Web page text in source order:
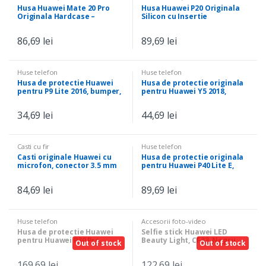
Husa Huawei Mate 20 Pro
Originala Hardcase –
86,69 lei
Husa Huawei P20 Originala
Silicon cu Insertie
89,69 lei
Huse telefon
Husa de protectie Huawei
pentru P9 Lite 2016, bumper,
34,69 lei
Huse telefon
Husa de protectie originala
pentru Huawei Y5 2018,
44,69 lei
Casti cu fir
Casti originale Huawei cu
microfon, conector 3.5 mm
84,69 lei
Huse telefon
Husa de protectie originala
pentru Huawei P40 Lite E,
89,69 lei
Huse telefon
Husa de protectie Huawei
pentru Huawei P30 Pro,
Smart View Case, Negru
Out of stock
Accesorii foto-video
Selfie stick Huawei LED
Beauty Light, CF33, Negru
Out of stock